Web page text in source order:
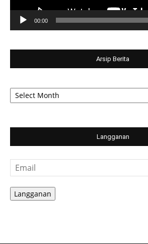
00:00
Arsip Berita
Arsip
Berita
Langganan
Email
Langganan